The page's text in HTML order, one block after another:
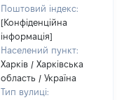
Поштовий індекс:
[Конфіденційна
інформація]
Населений пункт:
Харків / Харківська
область / Україна
Тип вулиці: